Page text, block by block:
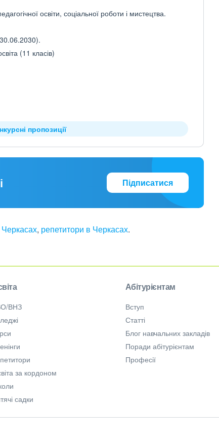
освіти, соціальної роботи і мистецтва.
(11 класів)
пропозиції
Підписатися
Черкасах, репетитори в Черкасах.
ВНЗ
за кордоном
садки
Абітурієнтам
Вступ
Статті
Блог навчальних закладів
Поради абітурієнтам
Професії